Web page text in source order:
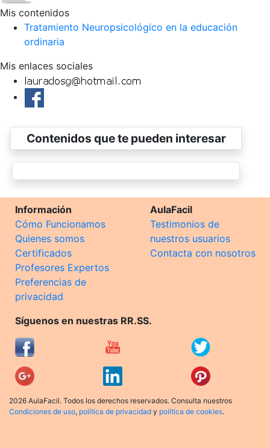
Mis contenidos
Tratamiento Neuropsicológico en la educación
ordinaria
Mis enlaces sociales
Contenidos que te pueden interesar
Información
Cómo Funcionamos
Quienes somos
Certificados
Profesores Expertos
Preferencias de
privacidad
AulaFacil
Testimonios de
nuestros usuarios
Contacta con nosotros
Síguenos en nuestras RR.SS.
2026 AulaFacil. Todos los derechos reservados. Consulta nuestros
Condiciones de uso, política de privacidad y política de cookies.